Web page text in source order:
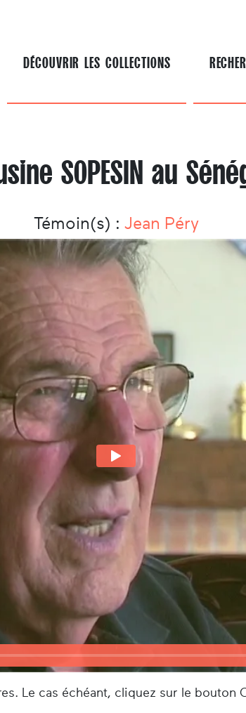
DÉCOUVRIR LES COLLECTIONS
SOPESIN au
Témoin(s) : Jean Péry
Le cas échéant, cliquez sur le bouton